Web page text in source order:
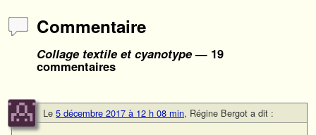
Commentaire
Collage textile et cyanotype— 19
commentaires
Le 5 décembre 2017 à 12 h 08 min, Régine Bergot a dit :